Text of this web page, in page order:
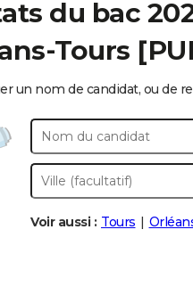
du bac
Tours
un nom de candidat, ou de
Voir aussi : Tours